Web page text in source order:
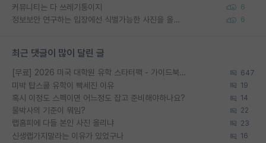
커뮤니티는 다 쓰레기통이지 6
정보보안 연구하는 입장에선 식별가능한 사진을 올리는건 비추이긴함 6
최근 댓글이 많이 달린 글
[무료] 2026 미국 대학원 유학 스타터팩 - 가이드북 & 합격자 컨택메일 템플릿 647
미박 탑스쿨 유학이 빡세진 이유 19
혹시 이정도 스펙이면 어느정도 잡고 준비해야하나요? 14
물박사의 기준이 뭐임? 22
랩홈피에 다들 본인 사진 올리냐 23
신생랩가지말라는 이유가 있었구나 16